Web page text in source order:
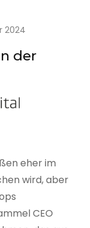
seinen
Lagebericht
zur
in
Deutschland
2024
der
eher im
wird, aber
CEO